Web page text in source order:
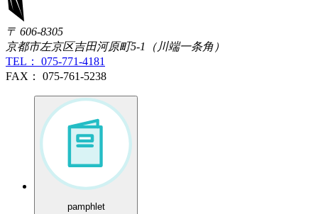
〒 606-8305
京都市左京区吉田河原町5-1（川端一条角）
TEL： 075-771-4181
FAX： 075-761-5238
pamphlet